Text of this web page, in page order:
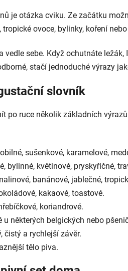
je otázka cviku. Ze začátku
ovoce, bylinky, koření
vedle sebe. Když ochutnáte
stačí jednoduché výrazy
slovník
po ruce několik základních
sušenkové, karamelové,
bylinné, květinové, pryskyřičné,
banánové, jablečné,
kakaové, toastové.
koriandrové.
u některých belgických nebo
čistý a rychlejší závěr.
tělo piva.